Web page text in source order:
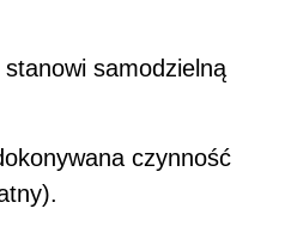
samodzielną
czynność